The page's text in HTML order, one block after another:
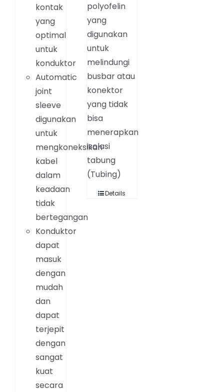
kontak
yang
optimal
untuk
konduktor
Automatic
joint
sleeve
digunakan
untuk
mengkoneksikan
kabel
dalam
keadaan
tidak
bertegangan
Konduktor
dapat
masuk
dengan
mudah
dan
dapat
terjepit
dengan
sangat
kuat
secara
polyofelin
yang
digunakan
untuk
melindungi
busbar atau
konektor
yang tidak
bisa
menerapkan
isolasi
tabung
(Tubing)
Details